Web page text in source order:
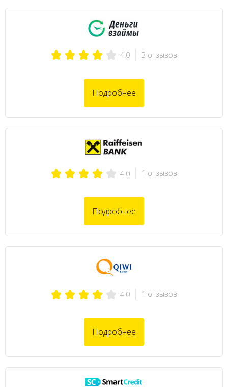
4.0 3 отзывов
Подробнее
4.0 1 отзывов
Подробнее
4.0 1 отзывов
Подробнее